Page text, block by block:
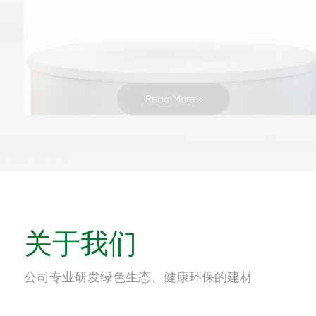
Read More >
Read More >
Read More >
Read More >
Read More >
Read More >
Read More >
Read More >
Read More >
Read More >
Read More >
Read More >
Read More >
Read More >
Read More >
Read More >
Read More >
Read More >
Read More >
Read More >
Read More >
Read More >
Read More >
Read More >
关于我们
公司专业研发绿色生态、健康环保的建材